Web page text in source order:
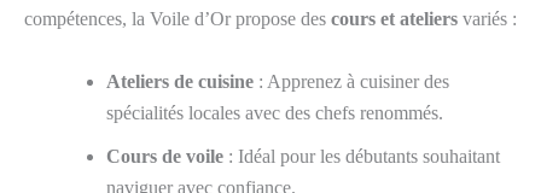
compétences, la Voile d’Or propose des cours et ateliers variés :
Ateliers de cuisine : Apprenez à cuisiner des
spécialités locales avec des chefs renommés.
Cours de voile : Idéal pour les débutants souhaitant
naviguer avec confiance.